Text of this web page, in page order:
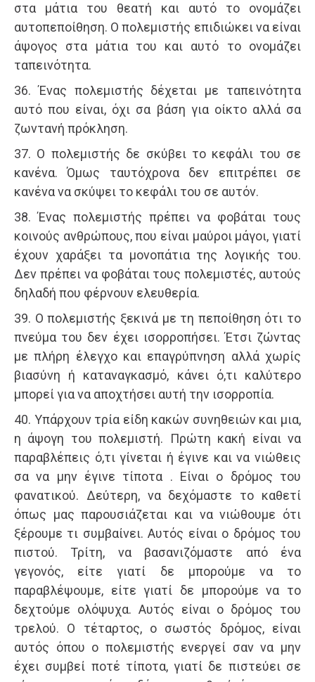
στα μάτια του θεατή και αυτό το ονομάζει
αυτοπεποίθηση. Ο πολεμιστής επιδιώκει να είναι
άψογος στα μάτια του και αυτό το ονομάζει
ταπεινότητα.
36. Ένας πολεμιστής δέχεται με ταπεινότητα
αυτό που είναι, όχι σα βάση για οίκτο αλλά σα
ζωντανή πρόκληση.
37. Ο πολεμιστής δε σκύβει το κεφάλι του σε
κανένα. Όμως ταυτόχρονα δεν επιτρέπει σε
κανένα να σκύψει το κεφάλι του σε αυτόν.
38. Ένας πολεμιστής πρέπει να φοβάται τους
κοινούς ανθρώπους, που είναι μαύροι μάγοι, γιατί
έχουν χαράξει τα μονοπάτια της λογικής του.
Δεν πρέπει να φοβάται τους πολεμιστές, αυτούς
δηλαδή που φέρνουν ελευθερία.
39. Ο πολεμιστής ξεκινά με τη πεποίθηση ότι το
πνεύμα του δεν έχει ισορροπήσει. Έτσι ζώντας
με πλήρη έλεγχο και επαγρύπνηση αλλά χωρίς
βιασύνη ή καταναγκασμό, κάνει ό,τι καλύτερο
μπορεί για να αποχτήσει αυτή την ισορροπία.
40. Υπάρχουν τρία είδη κακών συνηθειών και μια,
η άψογη του πολεμιστή. Πρώτη κακή είναι να
παραβλέπεις ό,τι γίνεται ή έγινε και να νιώθεις
σα να μην έγινε τίποτα . Είναι ο δρόμος του
φανατικού. Δεύτερη, να δεχόμαστε το καθετί
όπως μας παρουσιάζεται και να νιώθουμε ότι
ξέρουμε τι συμβαίνει. Αυτός είναι ο δρόμος του
πιστού. Τρίτη, να βασανιζόμαστε από ένα
γεγονός, είτε γιατί δε μπορούμε να το
παραβλέψουμε, είτε γιατί δε μπορούμε να το
δεχτούμε ολόψυχα. Αυτός είναι ο δρόμος του
τρελού. Ο τέταρτος, ο σωστός δρόμος, είναι
αυτός όπου ο πολεμιστής ενεργεί σαν να μην
έχει συμβεί ποτέ τίποτα, γιατί δε πιστεύει σε